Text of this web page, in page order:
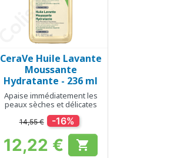
Aperçu rapide
CeraVe Huile Lavante
Moussante
Hydratante - 236 ml
Apaise immédiatement les
peaux sèches et délicates
14,55 € -16%
Prix
12,22 € 